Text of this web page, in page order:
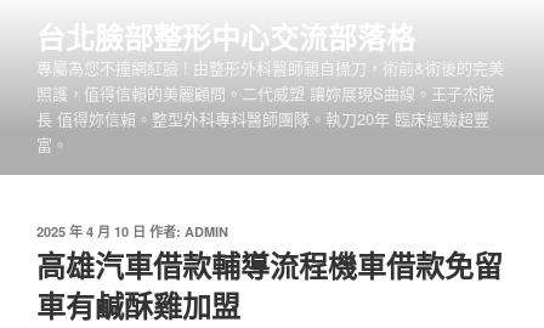
台北臉部整形中心交流部落格
專屬為您不撞網紅臉 ! 由整形外科醫師親自操刀，術前&術後的完美
照護，值得信賴的美麗顧問。二代威塑 讓妳展現S曲線。王子杰院
長 值得妳信賴。整型外科專科醫師團隊。執刀20年 臨床經驗超豐
富。
發
佈
於
2025 年 4 月 10 日 作者: ADMIN
高雄汽車借款輔導流程機車借款免留
車有鹹酥雞加盟